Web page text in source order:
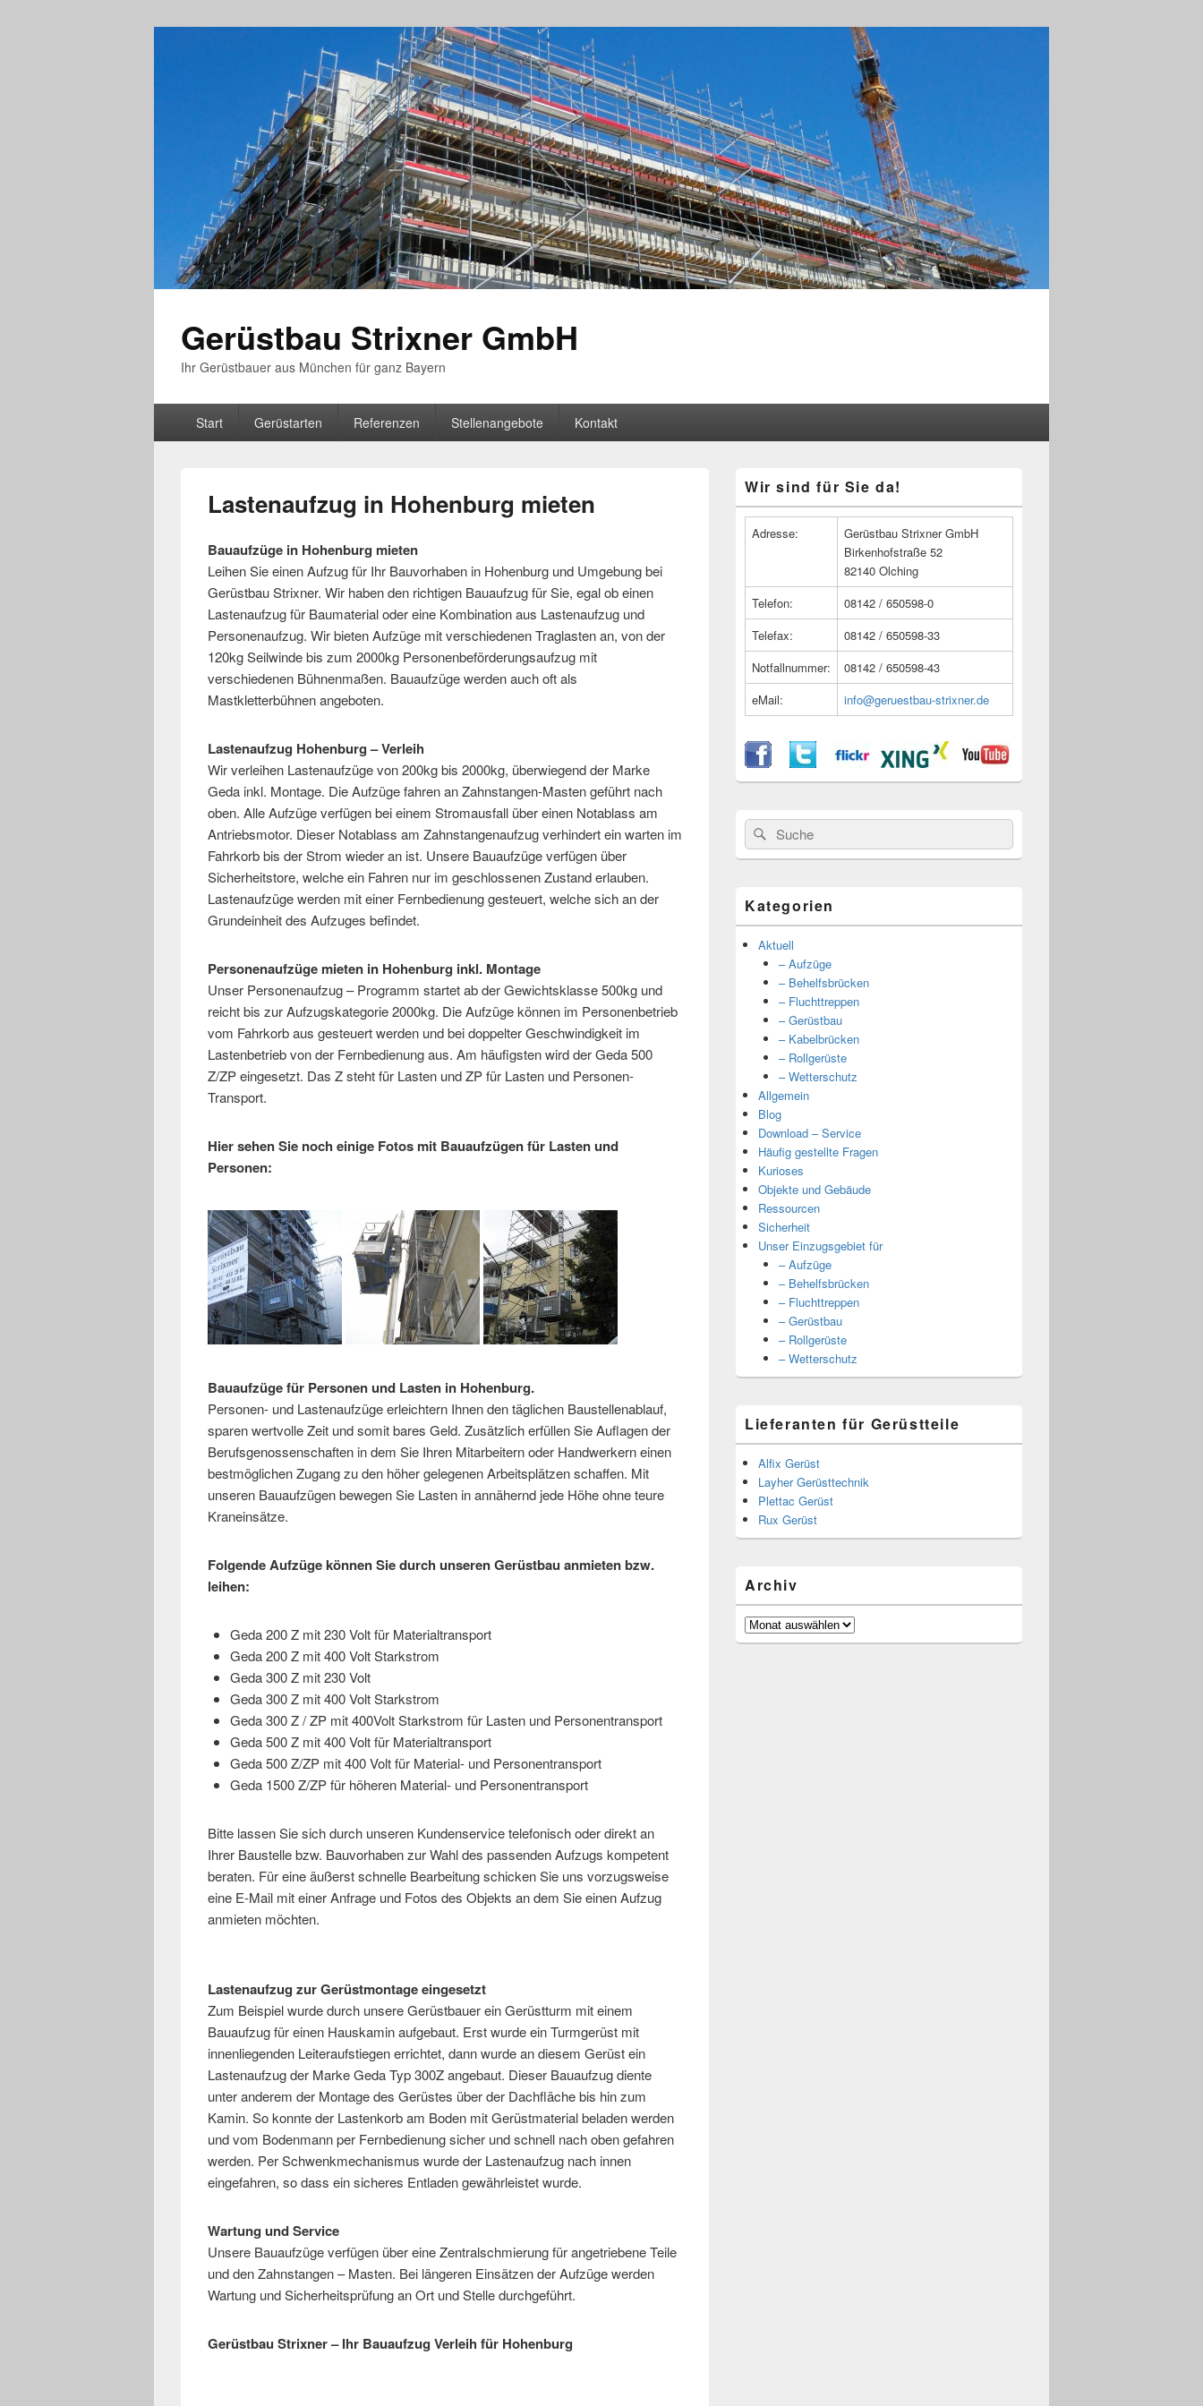
Gerüstbau Strixner GmbH
Ihr Gerüstbauer aus München für ganz Bayern
Start Gerüstarten Referenzen Stellenangebote Kontakt
Lastenaufzug in Hohenburg mieten
Bauaufzüge in Hohenburg mieten
Leihen Sie einen Aufzug für Ihr Bauvorhaben in Hohenburg und Umgebung bei
Gerüstbau Strixner. Wir haben den richtigen Bauaufzug für Sie, egal ob einen
Lastenaufzug für Baumaterial oder eine Kombination aus Lastenaufzug und
Personenaufzug. Wir bieten Aufzüge mit verschiedenen Traglasten an, von der
120kg Seilwinde bis zum 2000kg Personenbeförderungsaufzug mit
verschiedenen Bühnenmaßen. Bauaufzüge werden auch oft als
Mastkletterbühnen angeboten.
Lastenaufzug Hohenburg – Verleih
Wir verleihen Lastenaufzüge von 200kg bis 2000kg, überwiegend der Marke
Geda inkl. Montage. Die Aufzüge fahren an Zahnstangen-Masten geführt nach
oben. Alle Aufzüge verfügen bei einem Stromausfall über einen Notablass am
Antriebsmotor. Dieser Notablass am Zahnstangenaufzug verhindert ein warten im
Fahrkorb bis der Strom wieder an ist. Unsere Bauaufzüge verfügen über
Sicherheitstore, welche ein Fahren nur im geschlossenen Zustand erlauben.
Lastenaufzüge werden mit einer Fernbedienung gesteuert, welche sich an der
Grundeinheit des Aufzuges befindet.
Personenaufzüge mieten in Hohenburg inkl. Montage
Unser Personenaufzug – Programm startet ab der Gewichtsklasse 500kg und
reicht bis zur Aufzugskategorie 2000kg. Die Aufzüge können im Personenbetrieb
vom Fahrkorb aus gesteuert werden und bei doppelter Geschwindigkeit im
Lastenbetrieb von der Fernbedienung aus. Am häufigsten wird der Geda 500
Z/ZP eingesetzt. Das Z steht für Lasten und ZP für Lasten und Personen-
Transport.
Hier sehen Sie noch einige Fotos mit Bauaufzügen für Lasten und
Personen:
Bauaufzüge für Personen und Lasten in Hohenburg.
Personen- und Lastenaufzüge erleichtern Ihnen den täglichen Baustellenablauf,
sparen wertvolle Zeit und somit bares Geld. Zusätzlich erfüllen Sie Auflagen der
Berufsgenossenschaften in dem Sie Ihren Mitarbeitern oder Handwerkern einen
bestmöglichen Zugang zu den höher gelegenen Arbeitsplätzen schaffen. Mit
unseren Bauaufzügen bewegen Sie Lasten in annähernd jede Höhe ohne teure
Kraneinsätze.
Folgende Aufzüge können Sie durch unseren Gerüstbau anmieten bzw.
leihen:
Geda 200 Z mit 230 Volt für Materialtransport
Geda 200 Z mit 400 Volt Starkstrom
Geda 300 Z mit 230 Volt
Geda 300 Z mit 400 Volt Starkstrom
Geda 300 Z / ZP mit 400Volt Starkstrom für Lasten und Personentransport
Geda 500 Z mit 400 Volt für Materialtransport
Geda 500 Z/ZP mit 400 Volt für Material- und Personentransport
Geda 1500 Z/ZP für höheren Material- und Personentransport
Bitte lassen Sie sich durch unseren Kundenservice telefonisch oder direkt an
Ihrer Baustelle bzw. Bauvorhaben zur Wahl des passenden Aufzugs kompetent
beraten. Für eine äußerst schnelle Bearbeitung schicken Sie uns vorzugsweise
eine E-Mail mit einer Anfrage und Fotos des Objekts an dem Sie einen Aufzug
anmieten möchten.
Lastenaufzug zur Gerüstmontage eingesetzt
Zum Beispiel wurde durch unsere Gerüstbauer ein Gerüstturm mit einem
Bauaufzug für einen Hauskamin aufgebaut. Erst wurde ein Turmgerüst mit
innenliegenden Leiteraufstiegen errichtet, dann wurde an diesem Gerüst ein
Lastenaufzug der Marke Geda Typ 300Z angebaut. Dieser Bauaufzug diente
unter anderem der Montage des Gerüstes über der Dachfläche bis hin zum
Kamin. So konnte der Lastenkorb am Boden mit Gerüstmaterial beladen werden
und vom Bodenmann per Fernbedienung sicher und schnell nach oben gefahren
werden. Per Schwenkmechanismus wurde der Lastenaufzug nach innen
eingefahren, so dass ein sicheres Entladen gewährleistet wurde.
Wartung und Service
Unsere Bauaufzüge verfügen über eine Zentralschmierung für angetriebene Teile
und den Zahnstangen – Masten. Bei längeren Einsätzen der Aufzüge werden
Wartung und Sicherheitsprüfung an Ort und Stelle durchgeführt.
Gerüstbau Strixner – Ihr Bauaufzug Verleih für Hohenburg
Seitenleisten
Widget-
Wir sind für Sie da!
Adresse:
Gerüstbau Strixner GmbH
Birkenhofstraße 52
82140 Olching
Telefon:
08142 / 650598-0
Telefax:
08142 / 650598-33
Notfallnummer:
08142 / 650598-43
eMail:
info@geruestbau-strixner.de
Suche
nach:
Kategorien
Aktuell
– Aufzüge
– Behelfsbrücken
– Fluchttreppen
– Gerüstbau
– Kabelbrücken
– Rollgerüste
– Wetterschutz
Allgemein
Blog
Download – Service
Häufig gestellte Fragen
Kurioses
Objekte und Gebäude
Ressourcen
Sicherheit
Unser Einzugsgebiet für
– Aufzüge
– Behelfsbrücken
– Fluchttreppen
– Gerüstbau
– Rollgerüste
– Wetterschutz
Lieferanten für Gerüstteile
Alfix Gerüst
Layher Gerüsttechnik
Plettac Gerüst
Rux Gerüst
Archiv
Archiv